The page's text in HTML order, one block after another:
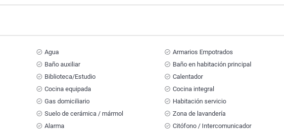
Agua
Armarios Empotrados
Baño auxiliar
Baño en habitación principal
Biblioteca/Estudio
Calentador
Cocina equipada
Cocina integral
Gas domiciliario
Habitación servicio
Suelo de cerámica / mármol
Zona de lavandería
Alarma
Citófono / Intercomunicador